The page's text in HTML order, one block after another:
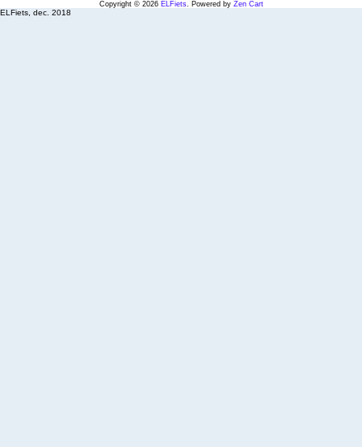
Copyright © 2026 ELFiets. Powered by Zen Cart
ELFiets, dec. 2018